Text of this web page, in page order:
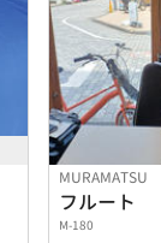
MURAMATSU
フルート
M-180